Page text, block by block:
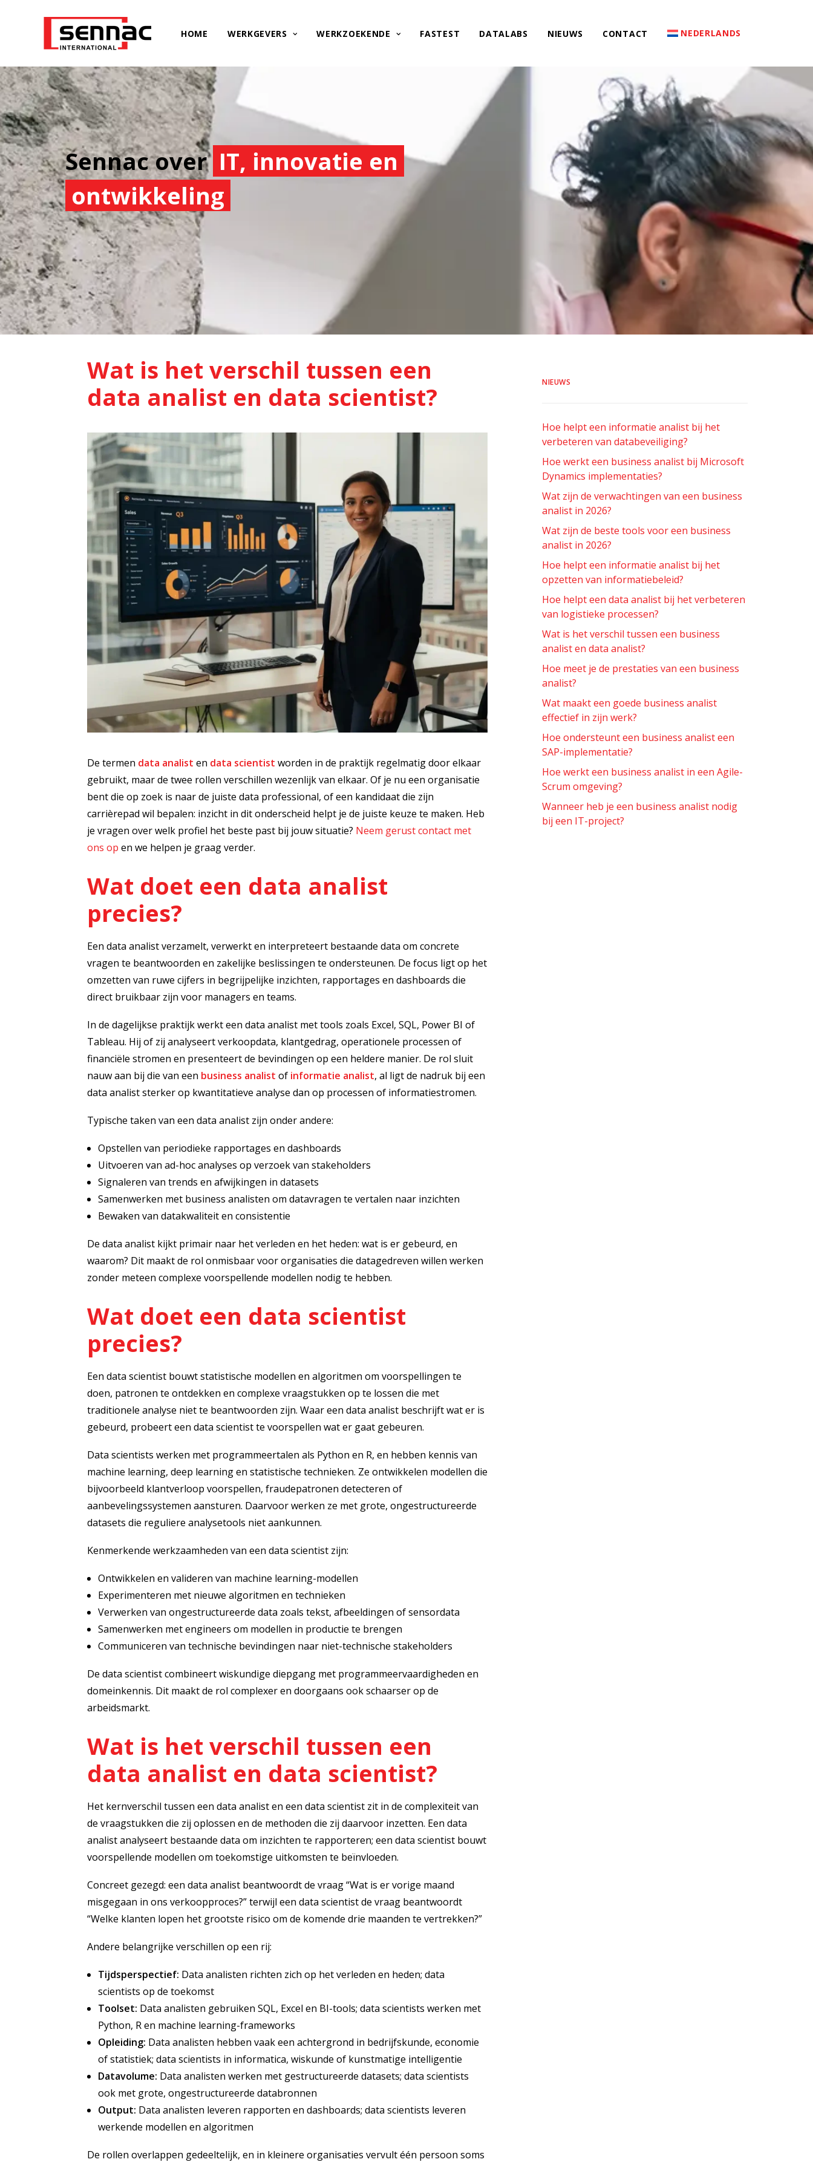
HOME WERKGEVERS WERKZOEKENDE FASTEST DATALABS NIEUWS CONTACT NEDERLANDS
Sennac over IT, innovatie en
ontwikkeling
Wat is het verschil tussen een
data analist en data scientist?
De termen data analist en data scientist worden in de praktijk regelmatig door elkaar
gebruikt, maar de twee rollen verschillen wezenlijk van elkaar. Of je nu een organisatie
bent die op zoek is naar de juiste data professional, of een kandidaat die zijn
carrièrepad wil bepalen: inzicht in dit onderscheid helpt je de juiste keuze te maken. Heb
je vragen over welk profiel het beste past bij jouw situatie? Neem gerust contact met
ons op en we helpen je graag verder.
Wat doet een data analist
precies?
Een data analist verzamelt, verwerkt en interpreteert bestaande data om concrete
vragen te beantwoorden en zakelijke beslissingen te ondersteunen. De focus ligt op het
omzetten van ruwe cijfers in begrijpelijke inzichten, rapportages en dashboards die
direct bruikbaar zijn voor managers en teams.
In de dagelijkse praktijk werkt een data analist met tools zoals Excel, SQL, Power BI of
Tableau. Hij of zij analyseert verkoopdata, klantgedrag, operationele processen of
financiële stromen en presenteert de bevindingen op een heldere manier. De rol sluit
nauw aan bij die van een business analist of informatie analist, al ligt de nadruk bij een
data analist sterker op kwantitatieve analyse dan op processen of informatiestromen.
Typische taken van een data analist zijn onder andere:
Opstellen van periodieke rapportages en dashboards
Uitvoeren van ad-hoc analyses op verzoek van stakeholders
Signaleren van trends en afwijkingen in datasets
Samenwerken met business analisten om datavragen te vertalen naar inzichten
Bewaken van datakwaliteit en consistentie
De data analist kijkt primair naar het verleden en het heden: wat is er gebeurd, en
waarom? Dit maakt de rol onmisbaar voor organisaties die datagedreven willen werken
zonder meteen complexe voorspellende modellen nodig te hebben.
Wat doet een data scientist
precies?
Een data scientist bouwt statistische modellen en algoritmen om voorspellingen te
doen, patronen te ontdekken en complexe vraagstukken op te lossen die met
traditionele analyse niet te beantwoorden zijn. Waar een data analist beschrijft wat er is
gebeurd, probeert een data scientist te voorspellen wat er gaat gebeuren.
Data scientists werken met programmeertalen als Python en R, en hebben kennis van
machine learning, deep learning en statistische technieken. Ze ontwikkelen modellen die
bijvoorbeeld klantverloop voorspellen, fraudepatronen detecteren of
aanbevelingssystemen aansturen. Daarvoor werken ze met grote, ongestructureerde
datasets die reguliere analysetools niet aankunnen.
Kenmerkende werkzaamheden van een data scientist zijn:
Ontwikkelen en valideren van machine learning-modellen
Experimenteren met nieuwe algoritmen en technieken
Verwerken van ongestructureerde data zoals tekst, afbeeldingen of sensordata
Samenwerken met engineers om modellen in productie te brengen
Communiceren van technische bevindingen naar niet-technische stakeholders
De data scientist combineert wiskundige diepgang met programmeervaardigheden en
domeinkennis. Dit maakt de rol complexer en doorgaans ook schaarser op de
arbeidsmarkt.
Wat is het verschil tussen een
data analist en data scientist?
Het kernverschil tussen een data analist en een data scientist zit in de complexiteit van
de vraagstukken die zij oplossen en de methoden die zij daarvoor inzetten. Een data
analist analyseert bestaande data om inzichten te rapporteren; een data scientist bouwt
voorspellende modellen om toekomstige uitkomsten te beïnvloeden.
Concreet gezegd: een data analist beantwoordt de vraag “Wat is er vorige maand
misgegaan in ons verkoopproces?” terwijl een data scientist de vraag beantwoordt
“Welke klanten lopen het grootste risico om de komende drie maanden te vertrekken?”
Andere belangrijke verschillen op een rij:
Tijdsperspectief: Data analisten richten zich op het verleden en heden; data
scientists op de toekomst
Toolset: Data analisten gebruiken SQL, Excel en BI-tools; data scientists werken met
Python, R en machine learning-frameworks
Opleiding: Data analisten hebben vaak een achtergrond in bedrijfskunde, economie
of statistiek; data scientists in informatica, wiskunde of kunstmatige intelligentie
Datavolume: Data analisten werken met gestructureerde datasets; data scientists
ook met grote, ongestructureerde databronnen
Output: Data analisten leveren rapporten en dashboards; data scientists leveren
werkende modellen en algoritmen
De rollen overlappen gedeeltelijk, en in kleinere organisaties vervult één persoon soms
NIEUWS
Hoe helpt een informatie analist bij het
verbeteren van databeveiliging?
Hoe werkt een business analist bij Microsoft
Dynamics implementaties?
Wat zijn de verwachtingen van een business
analist in 2026?
Wat zijn de beste tools voor een business
analist in 2026?
Hoe helpt een informatie analist bij het
opzetten van informatiebeleid?
Hoe helpt een data analist bij het verbeteren
van logistieke processen?
Wat is het verschil tussen een business
analist en data analist?
Hoe meet je de prestaties van een business
analist?
Wat maakt een goede business analist
effectief in zijn werk?
Hoe ondersteunt een business analist een
SAP-implementatie?
Hoe werkt een business analist in een Agile-
Scrum omgeving?
Wanneer heb je een business analist nodig
bij een IT-project?